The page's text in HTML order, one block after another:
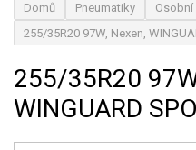
Domů Pneumatiky Osobní
255/35R20 97W, Nexen,
255/35R20
WINGUARD